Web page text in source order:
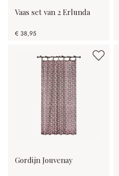
Vaas set van 2 Erlunda
€ 38,95
Gordijn Jouvenay